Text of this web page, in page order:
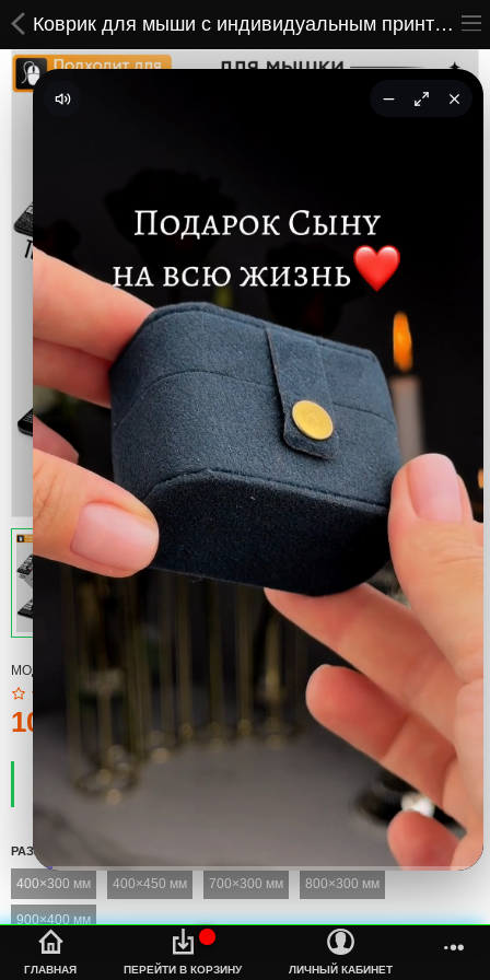
ВСЕ ТОВАРЫ
Кастомные коврики
Гравировка
CoolPass
ГЛАВНАЯ
%s
ПЕРЕЙТИ В КОРЗИНУ ЛИЧНЫЙ КАБИНЕТ
Коврик для мыши с индивидуальным принтом Berserk
МОДЕЛЬ: КОВРИК
100тмт.
ПРОИЗВОДИТЕЛЬ:
НАЛИЧИЕ:
ЕСТЬ В НАЛИЧИИ
РАЗМЕР
400×300 мм 400×450 мм 700×300 мм 800×300 мм
900×400 мм